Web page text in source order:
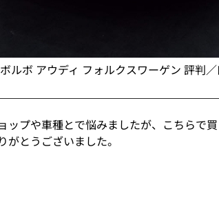
ルボ アウディ フォルクスワーゲン 評判
ップや車種とで悩みましたが、こちらで
がとうございました。